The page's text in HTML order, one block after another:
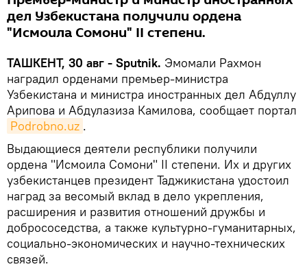
дел Узбекистана получили ордена
"Исмоила Сомони" II степени.
ТАШКЕНТ, 30 авг - Sputnik. Эмомали Рахмон
наградил орденами премьер-министра
Узбекистана и министра иностранных дел Абдуллу
Арипова и Абдулазиза Камилова, сообщает портал
Podrobno.uz .
Выдающиеся деятели республики получили
ордена "Исмоила Сомони" II степени. Их и других
узбекистанцев президент Таджикистана удостоил
наград за весомый вклад в дело укрепления,
расширения и развития отношений дружбы и
добрососедства, а также культурно-гуманитарных,
социально-экономических и научно-технических
связей.